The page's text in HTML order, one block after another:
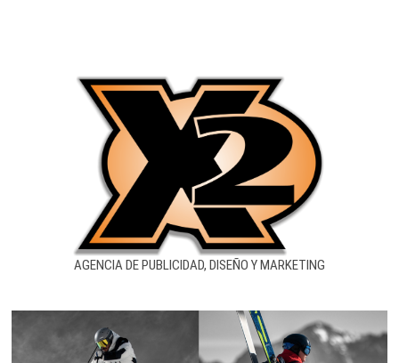
AGENCIA DE PUBLICIDAD, DISEÑO Y MARKETING